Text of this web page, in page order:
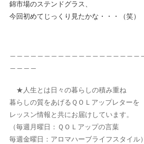
錦市場のステンドグラス、
今回初めてじっくり見たかな・・・（笑）
★人生とは日々の暮らしの積み重ね
暮らしの質をあげるＱＯＬアップレターを
レッスン情報と共にお届けしています。
（毎週月曜日：ＱＯＬアップの言葉
毎週金曜日：アロマハーブライフスタイル）